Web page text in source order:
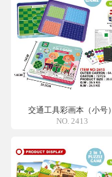
交通工具彩画本（小号）
NO. 2413